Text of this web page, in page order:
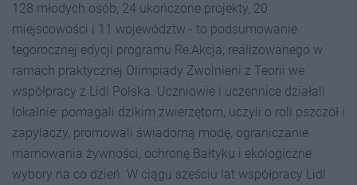
128 młodych osób, 24 ukończone projekty, 20
miejscowości i 11 województw - to podsumowanie
tegorocznej edycji programu Re:Akcja, realizowanego w
ramach praktycznej Olimpiady Zwolnieni z Teorii we
współpracy z Lidl Polska. Uczniowie i uczennice działali
lokalnie: pomagali dzikim zwierzętom, uczyli o roli pszczół i
zapylaczy, promowali świadomą modę, ograniczanie
marnowania żywności, ochronę Bałtyku i ekologiczne
wybory na co dzień. W ciągu sześciu lat współpracy Lidl